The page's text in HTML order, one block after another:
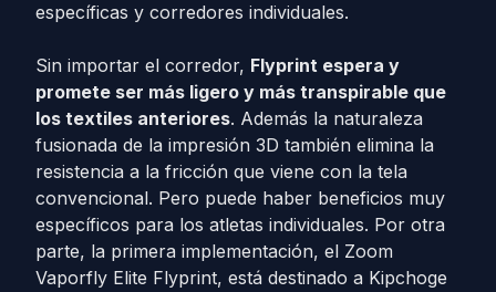
específicas y corredores individuales.
Sin importar el corredor, Flyprint espera y
promete ser más ligero y más transpirable que
los textiles anteriores. Además la naturaleza
fusionada de la impresión 3D también elimina la
resistencia a la fricción que viene con la tela
convencional. Pero puede haber beneficios muy
específicos para los atletas individuales. Por otra
parte, la primera implementación, el Zoom
Vaporfly Elite Flyprint, está destinado a Kipchoge